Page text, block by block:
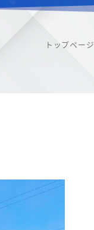
トップページ